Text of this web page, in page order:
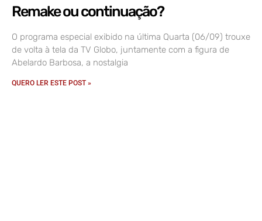
Remake ou continuação?
O programa especial exibido na última Quarta (06/09) trouxe
de volta à tela da TV Globo, juntamente com a figura de
Abelardo Barbosa, a nostalgia
QUERO LER ESTE POST »